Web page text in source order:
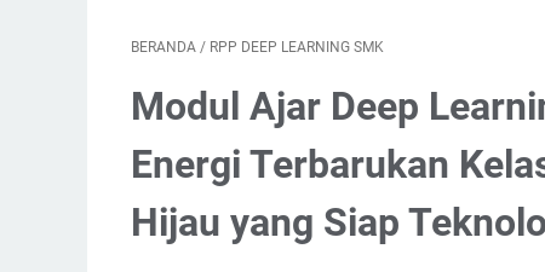
BERANDA / RPP DEEP LEARNING SMK
Modul Ajar Deep
Energi Terbarukan
Hijau yang Siap